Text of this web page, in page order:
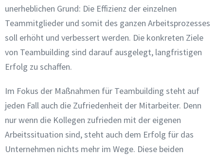
unerheblichen Grund: Die Effizienz der einzelnen
Teammitglieder und somit des ganzen Arbeitsprozesses
soll erhöht und verbessert werden. Die konkreten Ziele
von Teambuilding sind darauf ausgelegt, langfristigen
Erfolg zu schaffen.
Im Fokus der Maßnahmen für Teambuilding steht auf
jeden Fall auch die Zufriedenheit der Mitarbeiter. Denn
nur wenn die Kollegen zufrieden mit der eigenen
Arbeitssituation sind, steht auch dem Erfolg für das
Unternehmen nichts mehr im Wege. Diese beiden